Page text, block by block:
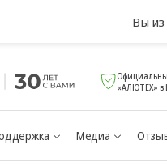
«АЛЮТЕХ» в
Медиа
Вы